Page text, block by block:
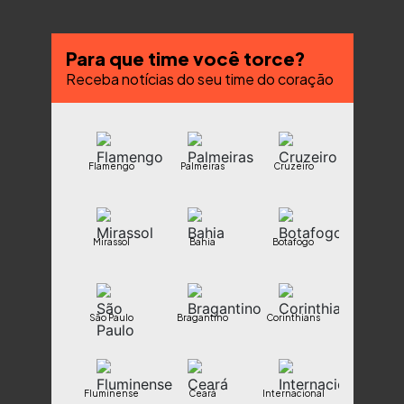
Para que time você torce?
Receba notícias do seu time do coração
Flamengo Palmeiras Cruzeiro
Mirassol Bahia Botafogo
São Paulo Bragantino Corinthians
Fluminense Ceará Internacional